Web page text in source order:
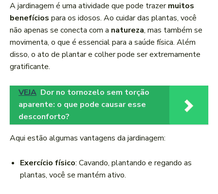
A jardinagem é uma atividade que pode trazermuitos
benefícios para os idosos. Ao cuidar das plantas, você
não apenas se conecta com a natureza, mas também se
movimenta, o que é essencial para a saúde física. Além
disso, o ato de plantar e colher pode ser extremamente
gratificante.
VEJA Dor no tornozelo sem torção
aparente: o que pode causar esse
desconforto?
Aqui estão algumas vantagens da jardinagem:
Exercício físico: Cavando, plantando e regando as
plantas, você se mantém ativo.